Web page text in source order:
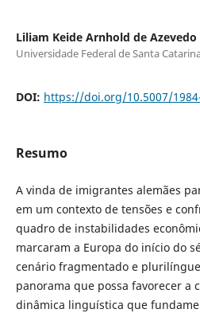
Liliam Keide Arnhold de Azevedo
Universidade Federal de Santa
DOI: https://doi.org/10.5007/
Resumo
A vinda de imigrantes alemães
em um contexto de tensões e
quadro de instabilidades
marcaram a Europa do início do
cenário fragmentado e
panorama que possa favorecer a
dinâmica linguística que